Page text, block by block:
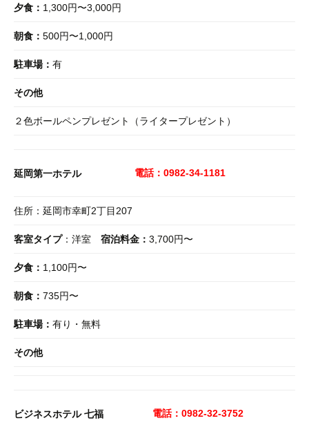
夕食： 1,300円〜3,000円
朝食： 500円〜1,000円
駐車場： 有
その他
２色ボールペンプレゼント（ライタープレゼント）
延岡第一ホテル 電話：0982-34-1181
住所：延岡市幸町2丁目207
客室タイプ：洋室 宿泊料金： 3,700円〜
夕食： 1,100円〜
朝食： 735円〜
駐車場： 有り・無料
その他
ビジネスホテル 七福 電話：0982-32-3752